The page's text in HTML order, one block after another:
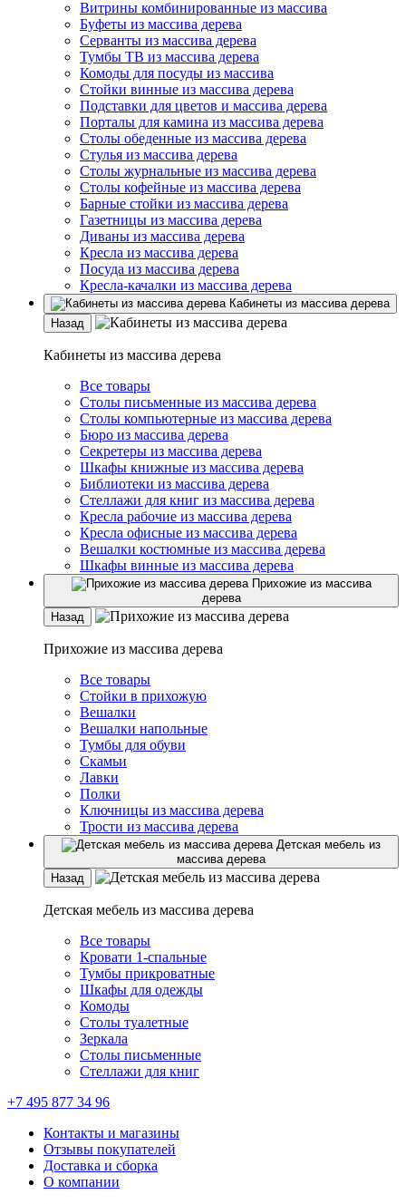
Витрины комбинированные из массива
Буфеты из массива дерева
Серванты из массива дерева
Тумбы ТВ из массива дерева
Комоды для посуды из массива
Стойки винные из массива дерева
Подставки для цветов и массива дерева
Порталы для камина из массива дерева
Столы обеденные из массива дерева
Стулья из массива дерева
Столы журнальные из массива дерева
Столы кофейные из массива дерева
Барные стойки из массива дерева
Газетницы из массива дерева
Диваны из массива дерева
Кресла из массива дерева
Посуда из массива дерева
Кресла-качалки из массива дерева
Кабинеты из массива дерева
Назад
Кабинеты из массива дерева
Все товары
Столы письменные из массива дерева
Столы компьютерные из массива дерева
Бюро из массива дерева
Секретеры из массива дерева
Шкафы книжные из массива дерева
Библиотеки из массива дерева
Стеллажи для книг из массива дерева
Кресла рабочие из массива дерева
Кресла офисные из массива дерева
Вешалки костюмные из массива дерева
Шкафы винные из массива дерева
Прихожие из массива
дерева
Назад
Прихожие из массива дерева
Все товары
Стойки в прихожую
Вешалки
Вешалки напольные
Тумбы для обуви
Скамьи
Лавки
Полки
Ключницы из массива дерева
Трости из массива дерева
Детская мебель из
массива дерева
Назад
Детская мебель из массива дерева
Все товары
Кровати 1-спальные
Тумбы прикроватные
Шкафы для одежды
Комоды
Столы туалетные
Зеркала
Столы письменные
Стеллажи для книг
+7 495 877 34 96
Контакты и магазины
Отзывы покупателей
Доставка и сборка
О компании